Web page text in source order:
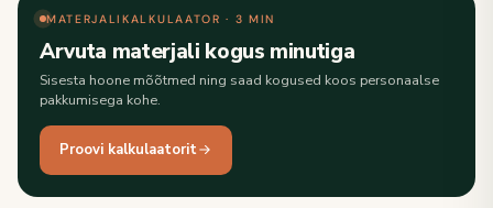
MATERJALIKALKULAATOR · 3 MIN
Arvuta materjali kogus minutiga
Sisesta hoone mõõtmed ning saad kogused koos personaalse
pakkumisega kohe.
Proovi kalkulaatorit